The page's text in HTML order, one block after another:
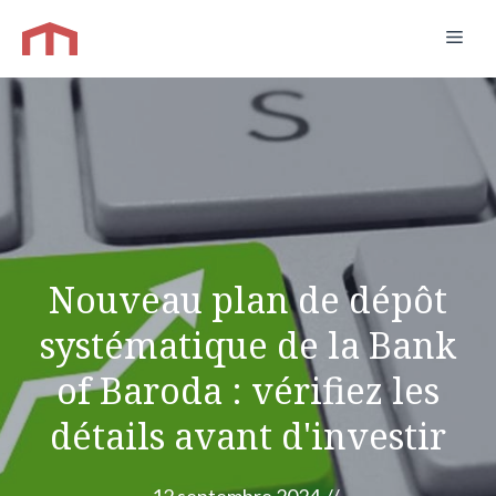
contenu
Nouveau plan de dépôt
systématique de la Bank
of Baroda : vérifiez les
détails avant d'investir